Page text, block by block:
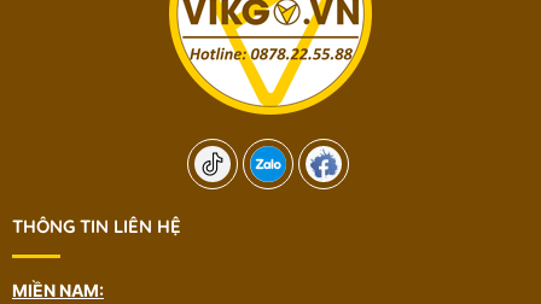
THÔNG TIN LIÊN HỆ
MIỀN NAM: